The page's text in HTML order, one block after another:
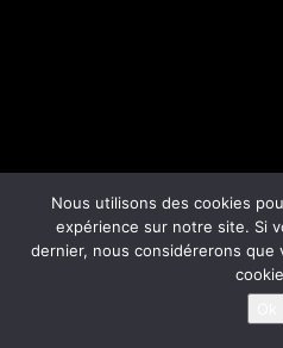
Nous utilisons des cookies
expérience sur notre site. Si
dernier, nous considérerons que